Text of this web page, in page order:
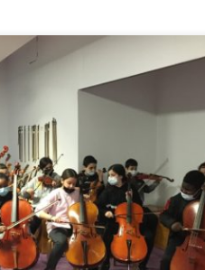
de 6e ont eu la chance de visiter
Paris. Ils ont également pu pratiquer
et découvrir en vrai le
de chacune […]